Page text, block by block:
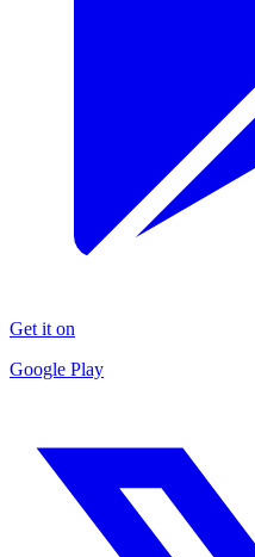
Get it on
Google Play